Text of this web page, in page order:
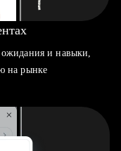
ожидания и навыки,
на рынке